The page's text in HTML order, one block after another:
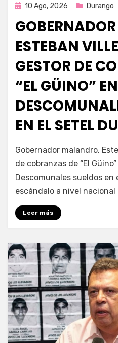
Publicada
10 Ago, 2026 Durango
ESTEBAN
GESTOR DE
“EL GÜINO”
EN EL SETEL
por Fernando Miranda Servín
Gobernador malandro,
de cobranzas de “El
Descomunales sueldos en
escándalo a nivel nacional
Leer más